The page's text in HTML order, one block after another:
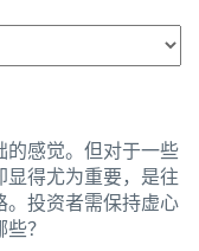
的感觉。但对于一些
显得尤为重要，是往
。投资者需保持虚心
？